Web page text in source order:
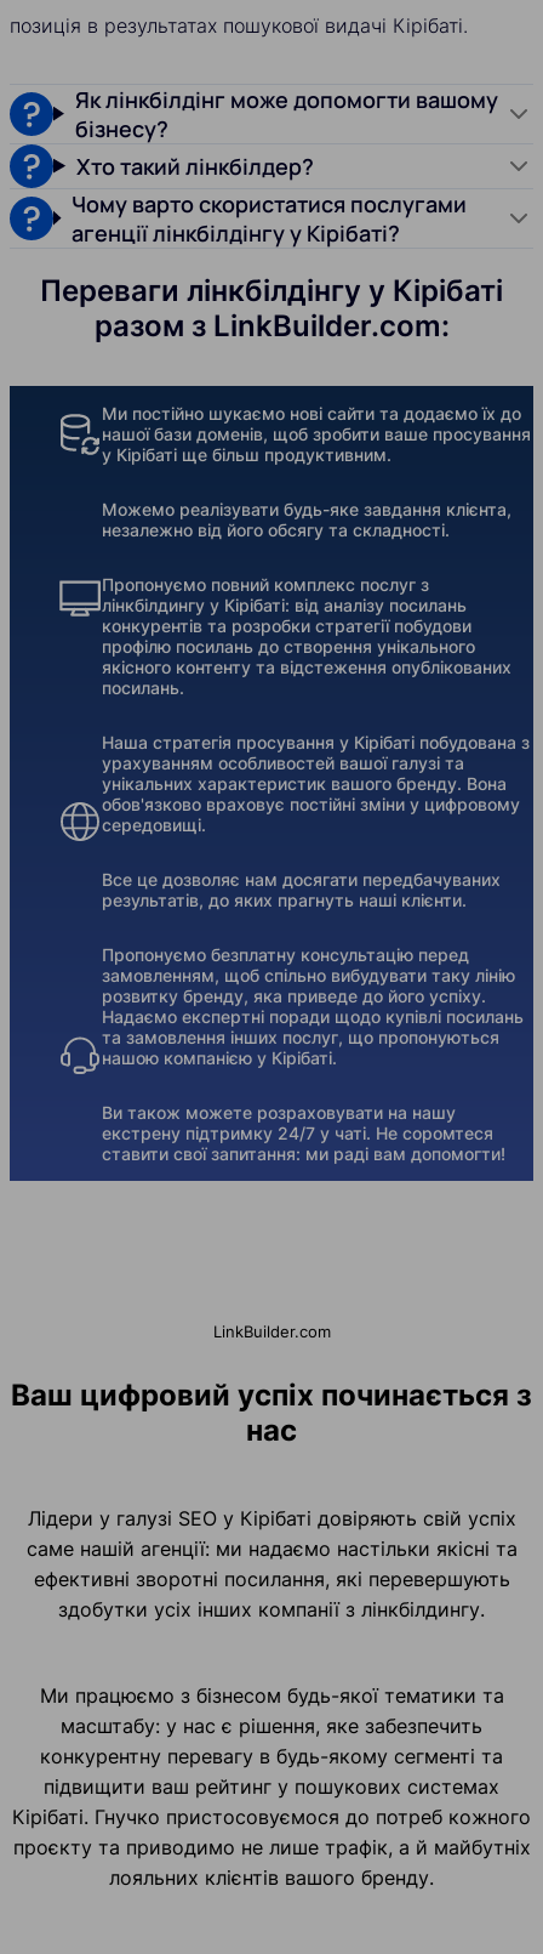
позиція в результатах пошукової видачі Кірібаті.
Як лінкбілдінг може допомогти вашому
бізнесу?
Хто такий лінкбілдер?
Чому варто скористатися послугами
агенції лінкбілдінгу у Кірібаті?
Переваги лінкбілдінгу у Кірібаті
разом з LinkBuilder.com:
Ми постійно шукаємо нові сайти та додаємо їх до
нашої бази доменів, щоб зробити ваше просування
у Кірібаті ще більш продуктивним.
Можемо реалізувати будь-яке завдання клієнта,
незалежно від його обсягу та складності.
Пропонуємо повний комплекс послуг з
лінкбілдингу у Кірібаті: від аналізу посилань
конкурентів та розробки стратегії побудови
профілю посилань до створення унікального
якісного контенту та відстеження опублікованих
посилань.
Наша стратегія просування у Кірібаті побудована з
урахуванням особливостей вашої галузі та
унікальних характеристик вашого бренду. Вона
обов'язково враховує постійні зміни у цифровому
середовищі.
Все це дозволяє нам досягати передбачуваних
результатів, до яких прагнуть наші клієнти.
Пропонуємо безплатну консультацію перед
замовленням, щоб спільно вибудувати таку лінію
розвитку бренду, яка приведе до його успіху.
Надаємо експертні поради щодо купівлі посилань
та замовлення інших послуг, що пропонуються
нашою компанією у Кірібаті.
Ви також можете розраховувати на нашу
екстрену підтримку 24/7 у чаті. Не соромтеся
ставити свої запитання: ми раді вам допомогти!
LinkBuilder.com
Ваш цифровий успіх починається з
нас
Лідери у галузі SEO у Кірібаті довіряють свій успіх
саме нашій агенції: ми надаємо настільки якісні та
ефективні зворотні посилання, які перевершують
здобутки усіх інших компанії з лінкбілдингу.
Ми працюємо з бізнесом будь-якої тематики та
масштабу: у нас є рішення, яке забезпечить
конкурентну перевагу в будь-якому сегменті та
підвищити ваш рейтинг у пошукових системах
Кірібаті. Гнучко пристосовуємося до потреб кожного
проєкту та приводимо не лише трафік, а й майбутніх
лояльних клієнтів вашого бренду.